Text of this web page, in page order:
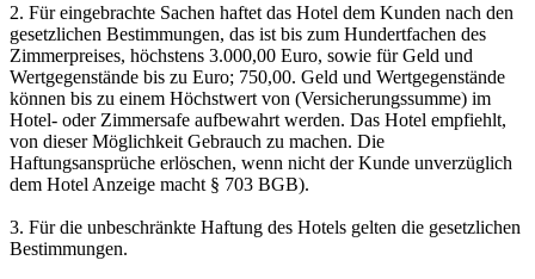
2. Für eingebrachte Sachen haftet das Hotel dem Kunden nach den
gesetzlichen Bestimmungen, das ist bis zum Hundertfachen des
Zimmerpreises, höchstens 3.000,00 Euro, sowie für Geld und
Wertgegenstände bis zu Euro; 750,00. Geld und Wertgegenstände
können bis zu einem Höchstwert von (Versicherungssumme) im
Hotel- oder Zimmersafe aufbewahrt werden. Das Hotel empfiehlt,
von dieser Möglichkeit Gebrauch zu machen. Die
Haftungsansprüche erlöschen, wenn nicht der Kunde unverzüglich
dem Hotel Anzeige macht § 703 BGB).
3. Für die unbeschränkte Haftung des Hotels gelten die gesetzlichen
Bestimmungen.